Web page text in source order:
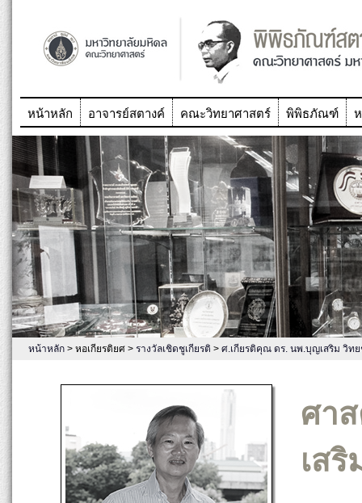
หน้าหลัก อาจารย์สตางค์ คณะวิทยาศาสตร์ พิพิธภัณฑ์
หน้าหลัก > หอเกียรติยศ > รางวัลเชิดชูเกียรติ > ศ.เกียรติคุณ ดร. นพ.บุญเสริม วิท
ศา
เส